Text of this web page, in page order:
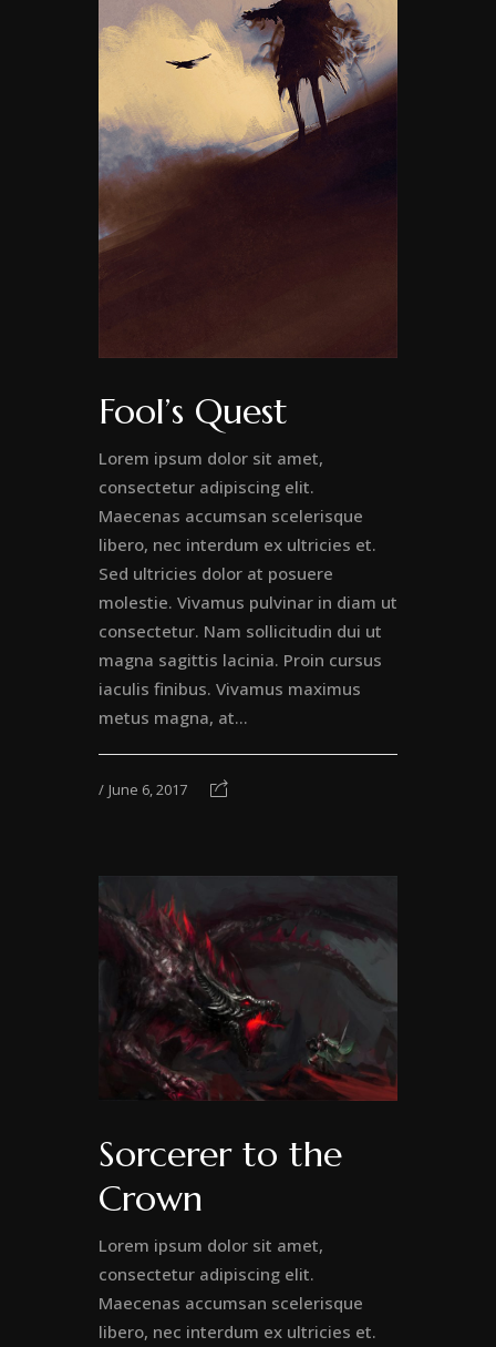
Fool’s Quest
Lorem ipsum dolor sit amet,
consectetur adipiscing elit.
Maecenas accumsan scelerisque
libero, nec interdum ex ultricies et.
Sed ultricies dolor at posuere
molestie. Vivamus pulvinar in diam ut
consectetur. Nam sollicitudin dui ut
magna sagittis lacinia. Proin cursus
iaculis finibus. Vivamus maximus
metus magna, at...
June 6, 2017
Sorcerer to the
Crown
Lorem ipsum dolor sit amet,
consectetur adipiscing elit.
Maecenas accumsan scelerisque
libero, nec interdum ex ultricies et.